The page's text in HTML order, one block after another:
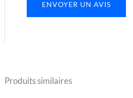
ENVOYER UN AVIS
Produits similaires